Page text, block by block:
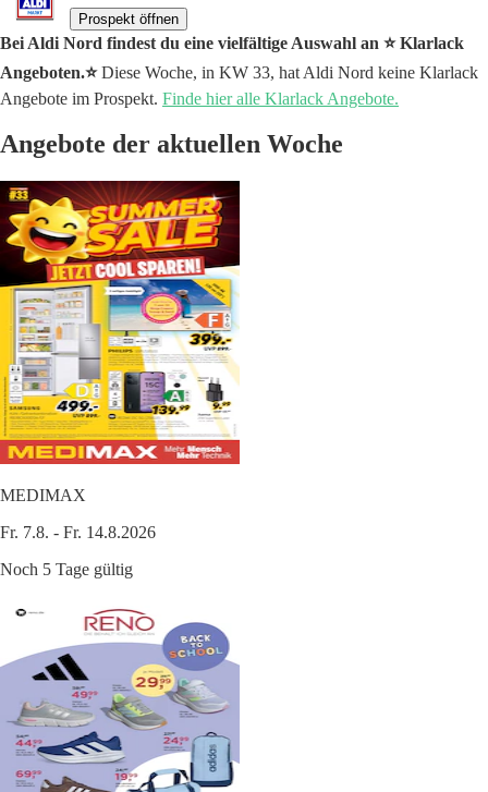
Prospekt öffnen
Bei Aldi Nord findest du eine vielfältige Auswahl an ⭐️ Klarlack
Angeboten.⭐️Diese Woche, in KW 33, hat Aldi Nord keine Klarlack
Angebote im Prospekt. Finde hier alle Klarlack Angebote.
Angebote der aktuellen Woche
MEDIMAX
Fr. 7.8. - Fr. 14.8.2026
Noch 5 Tage gültig